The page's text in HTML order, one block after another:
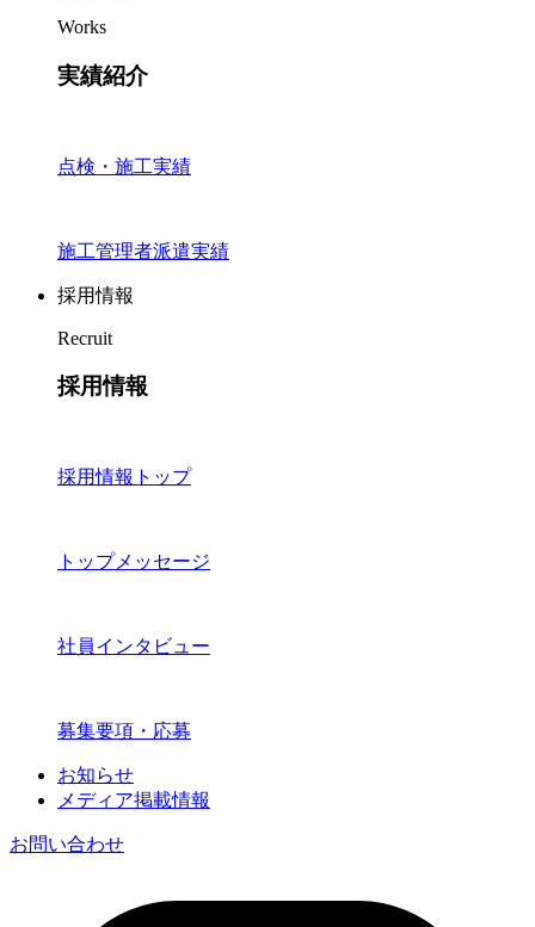
Works
実績紹介
点検・施工実績
施工管理者派遣実績
採用情報
Recruit
採用情報
採用情報トップ
トップメッセージ
社員インタビュー
募集要項・応募
お知らせ
メディア掲載情報
お問い合わせ